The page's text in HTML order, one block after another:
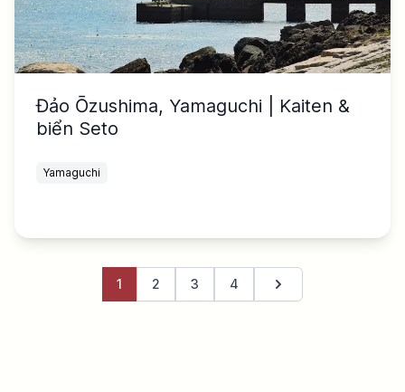
Đảo Ōzushima, Yamaguchi | Kaiten &
biển Seto
Yamaguchi
1 2 3 4 Trang tiếp theo